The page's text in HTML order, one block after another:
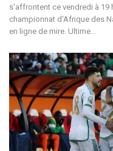
s'affrontent ce vendredi à 19
championnat d'Afrique des
en ligne de mire. Ultime…